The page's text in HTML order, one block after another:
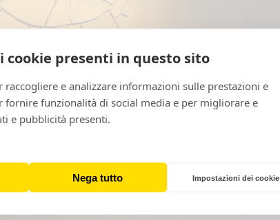
cookie presenti in questo sito
raccogliere e analizzare informazioni sulle prestazioni e
fornire funzionalità di social media e per migliorare e
e pubblicità presenti.
Nega tutto Impostazioni dei cookie